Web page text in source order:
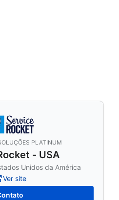
PLATINUM
- USA
Unidos da América
Ver site